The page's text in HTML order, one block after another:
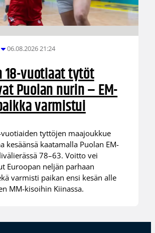
06.08.2026 21:24
18-vuotiaat tytöt
Puolan nurin – EM-
varmistui
tyttöjen maajoukkue
kesäänsä kaatamalla Puolan EM-
78–63. Voitto vei
Euroopan neljän parhaan
varmisti paikan ensi kesän alle
MM-kisoihin Kiinassa.